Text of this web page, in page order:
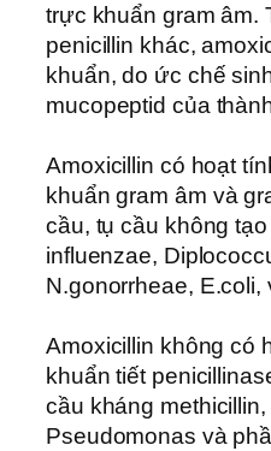
trực khuẩn gram
penicillin khác,
khuẩn, do ức chế
mucopeptid của
Amoxicillin có hoạt
khuẩn gram âm và
cầu, tụ cầu không
influenzae,
N.gonorrheae, E.coli,
Amoxicillin không có
khuẩn tiết
cầu kháng
Pseudomonas và